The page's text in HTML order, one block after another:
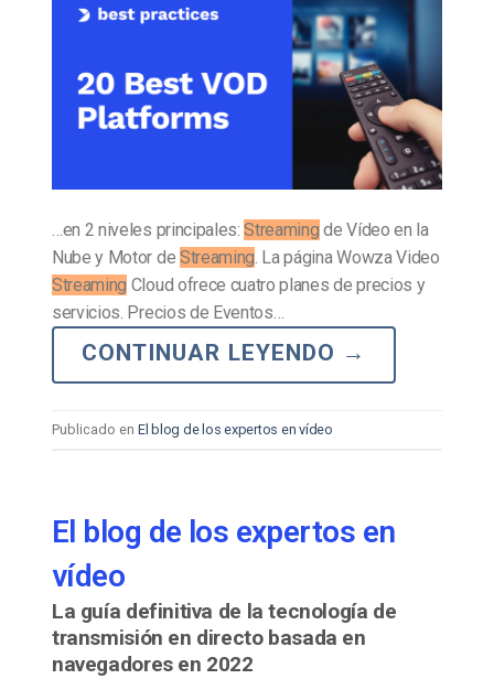
…en 2 niveles principales:Streaming de Vídeo en la
Nube y Motor de Streaming . La página Wowza Video
Streaming Cloud ofrece cuatro planes de precios y
servicios. Precios de Eventos…
CONTINUAR LEYENDO →
Publicado en El blog de los expertos en vídeo
El blog de los expertos en
vídeo
La guía definitiva de la tecnología de
transmisión en directo basada en
navegadores en 2022